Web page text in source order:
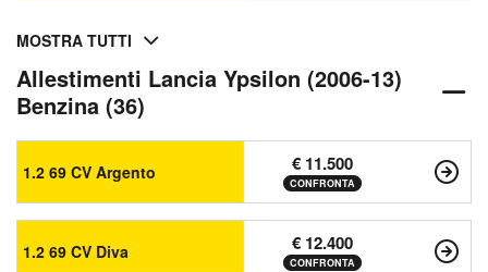
MOSTRA TUTTI
Allestimenti Lancia Ypsilon (2006-13)
Benzina (36)
1.2 69 CV Argento € 11.500
CONFRONTA
1.2 69 CV Diva € 12.400
CONFRONTA